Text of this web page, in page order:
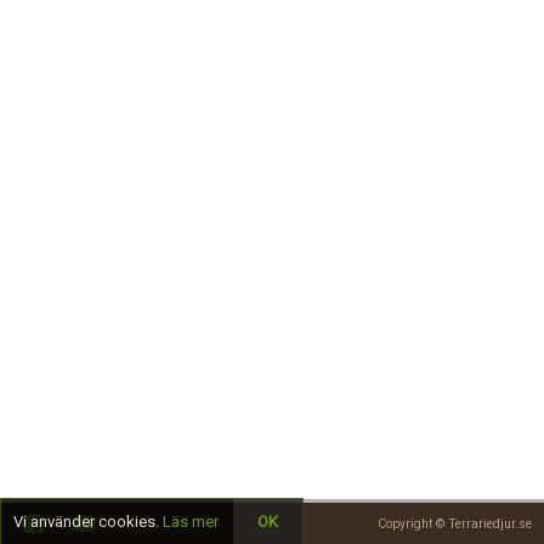
Copyright © Terrariedjur.se
Vi använder cookies. Läs mer OK